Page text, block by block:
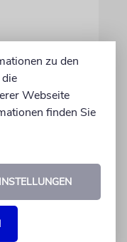
zu den
Webseite
finden Sie